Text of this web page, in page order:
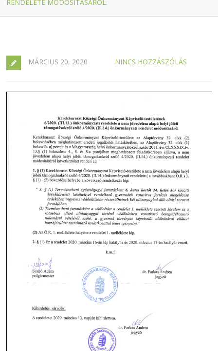
RENDELETE MÓDOSÍTÁSÁRÓL.
MÁRCIUS 20, 2020 NINCS HOZZÁSZÓLÁS